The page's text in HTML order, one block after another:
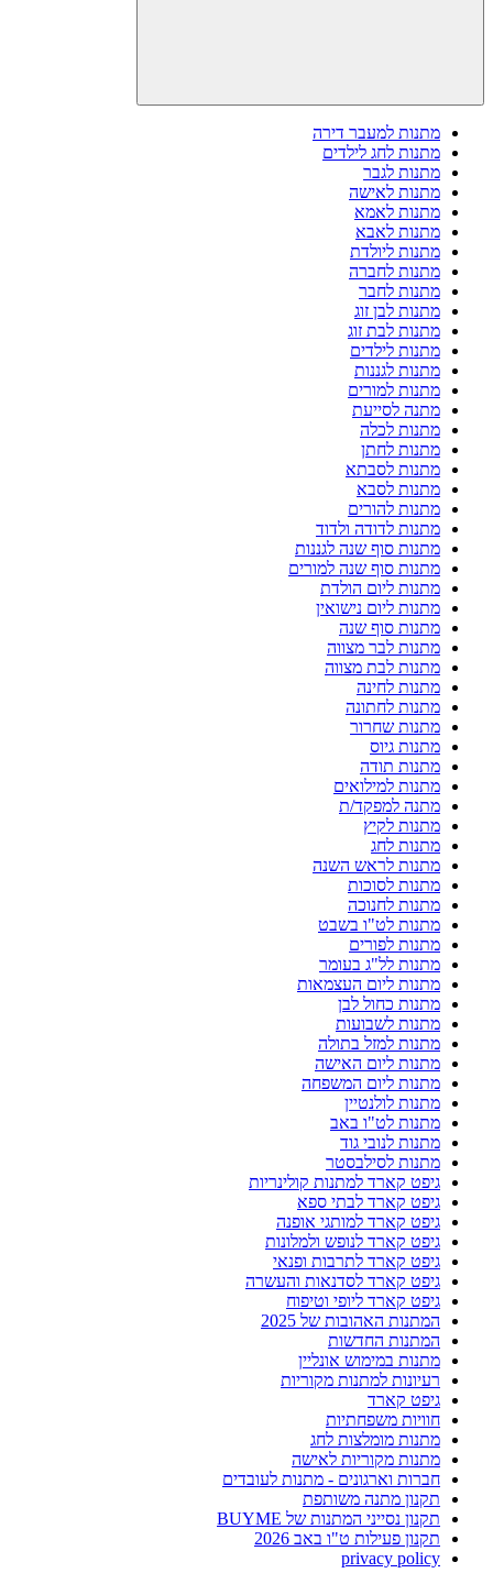
מתנות למעבר דירה
מתנות לחג לילדים
מתנות לגבר
מתנות לאישה
מתנות לאמא
מתנות לאבא
מתנות ליולדת
מתנות לחברה
מתנות לחבר
מתנות לבן זוג
מתנות לבת זוג
מתנות לילדים
מתנות לגננות
מתנות למורים
מתנה לסייעת
מתנות לכלה
מתנות לחתן
מתנות לסבתא
מתנות לסבא
מתנות להורים
מתנות לדודה ולדוד
מתנות סוף שנה לגננות
מתנות סוף שנה למורים
מתנות ליום הולדת
מתנות ליום נישואין
מתנות סוף שנה
מתנות לבר מצווה
מתנות לבת מצווה
מתנות לחינה
מתנות לחתונה
מתנות שחרור
מתנות גיוס
מתנות תודה
מתנות למילואים
מתנה למפקד/ת
מתנות לקיץ
מתנות לחג
מתנות לראש השנה
מתנות לסוכות
מתנות לחנוכה
מתנות לט"ו בשבט
מתנות לפורים
מתנות לל"ג בעומר
מתנות ליום העצמאות
מתנות כחול לבן
מתנות לשבועות
מתנות למזל בתולה
מתנות ליום האישה
מתנות ליום המשפחה
מתנות לולנטיין
מתנות לט"ו באב
מתנות לנובי גוד
מתנות לסילבסטר
גיפט קארד למתנות קולינריות
גיפט קארד לבתי ספא
גיפט קארד למותגי אופנה
גיפט קארד לנופש ולמלונות
גיפט קארד לתרבות ופנאי
גיפט קארד לסדנאות והעשרה
גיפט קארד ליופי וטיפוח
המתנות האהובות של 2025
המתנות החדשות
מתנות במימוש אונליין
רעיונות למתנות מקוריות
גיפט קארד
חוויות משפחתיות
מתנות מומלצות לחג
מתנות מקוריות לאישה
חברות וארגונים - מתנות לעובדים
תקנון מתנה משותפת
תקנון נסייני המתנות של BUYME
תקנון פעילות ט"ו באב 2026
privacy policy